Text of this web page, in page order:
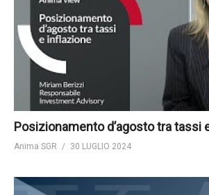
Posizionamento d’agosto tra tassi
Anima SGR 30 LUGLIO 2024